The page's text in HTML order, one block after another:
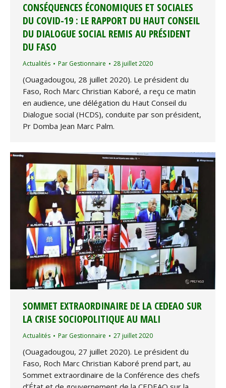
CONSÉQUENCES ÉCONOMIQUES ET SOCIALES
DU COVID-19 : LE RAPPORT DU HAUT CONSEIL
DU DIALOGUE SOCIAL REMIS AU PRÉSIDENT
DU FASO
Actualités Par Gestionnaire 28 juillet 2020
(Ouagadougou, 28 juillet 2020). Le président du
Faso, Roch Marc Christian Kaboré, a reçu ce matin
en audience, une délégation du Haut Conseil du
Dialogue social (HCDS), conduite par son président,
Pr Domba Jean Marc Palm.
SOMMET EXTRAORDINAIRE DE LA CEDEAO SUR
LA CRISE SOCIOPOLITIQUE AU MALI
Actualités Par Gestionnaire 27 juillet 2020
(Ouagadougou, 27 juillet 2020). Le président du
Faso, Roch Marc Christian Kaboré prend part, au
Sommet extraordinaire de la Conférence des chefs